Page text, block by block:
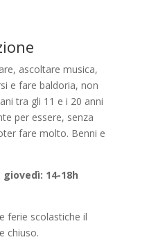
ascoltare musica,
e fare baldoria, non
tra gli 11 e i 20 anni
per essere, senza
fare molto. Benni e
14-18h
ferie scolastiche il
chiuso.